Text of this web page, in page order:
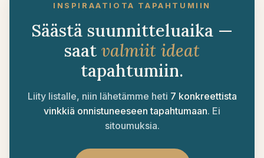
INSPIRAATIOTA TAPAHTUMIIN
Säästä suunnitteluaika —
saat valmiit ideat
tapahtumiin.
Liity listalle, niin lähetämme heti 7 konkreettista
vinkkiä onnistuneeseen tapahtumaan. Ei
sitoumuksia.